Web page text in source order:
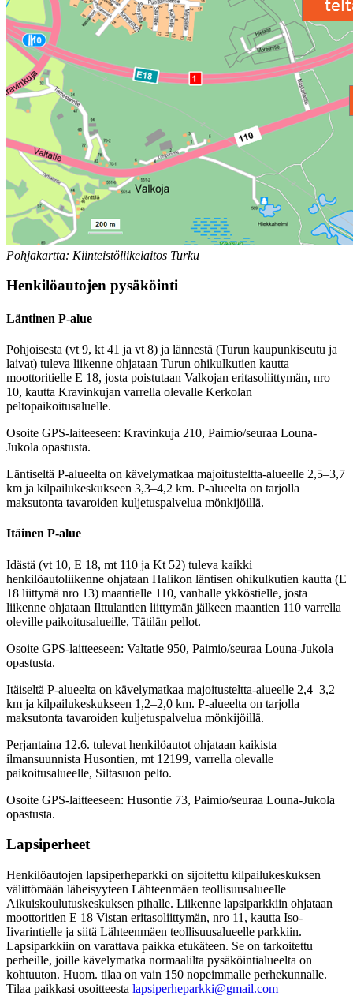
Pohjakartta: Kiinteistöliikelaitos Turku
Henkilöautojen pysäköinti
Läntinen P-alue
Pohjoisesta (vt 9, kt 41 ja vt 8) ja lännestä (Turun kaupunkiseutu ja
laivat) tuleva liikenne ohjataan Turun ohikulkutien kautta
moottoritielle E 18, josta poistutaan Valkojan eritasoliittymän, nro
10, kautta Kravinkujan varrella olevalle Kerkolan
peltopaikoitusaluelle.
Osoite GPS-laiteeseen: Kravinkuja 210, Paimio/seuraa Louna-
Jukola opastusta.
Läntiseltä P-alueelta on kävelymatkaa majoitusteltta-alueelle 2,5–3,7
km ja kilpailukeskukseen 3,3–4,2 km. P-alueelta on tarjolla
maksutonta tavaroiden kuljetuspalvelua mönkijöillä.
Itäinen P-alue
Idästä (vt 10, E 18, mt 110 ja Kt 52) tuleva kaikki
henkilöautoliikenne ohjataan Halikon läntisen ohikulkutien kautta (E
18 liittymä nro 13) maantielle 110, vanhalle ykköstielle, josta
liikenne ohjataan Ilttulantien liittymän jälkeen maantien 110 varrella
oleville paikoitusalueille, Tätilän pellot.
Osoite GPS-laitteeseen: Valtatie 950, Paimio/seuraa Louna-Jukola
opastusta.
Itäiseltä P-alueelta on kävelymatkaa majoitusteltta-alueelle 2,4–3,2
km ja kilpailukeskukseen 1,2–2,0 km. P-alueelta on tarjolla
maksutonta tavaroiden kuljetuspalvelua mönkijöillä.
Perjantaina 12.6. tulevat henkilöautot ohjataan kaikista
ilmansuunnista Husontien, mt 12199, varrella olevalle
paikoitusalueelle, Siltasuon pelto.
Osoite GPS-laitteeseen: Husontie 73, Paimio/seuraa Louna-Jukola
opastusta.
Lapsiperheet
Henkilöautojen lapsiperheparkki on sijoitettu kilpailukeskuksen
välittömään läheisyyteen Lähteenmäen teollisuusalueelle
Aikuiskoulutuskeskuksen pihalle. Liikenne lapsiparkkiin ohjataan
moottoritien E 18 Vistan eritasoliittymän, nro 11, kautta Iso-
Iivarintielle ja siitä Lähteenmäen teollisuusalueelle parkkiin.
Lapsiparkkiin on varattava paikka etukäteen. Se on tarkoitettu
perheille, joille kävelymatka normaalilta pysäköintialueelta on
kohtuuton. Huom. tilaa on vain 150 nopeimmalle perhekunnalle.
Tilaa paikkasi osoitteesta lapsiperheparkki@gmail.com